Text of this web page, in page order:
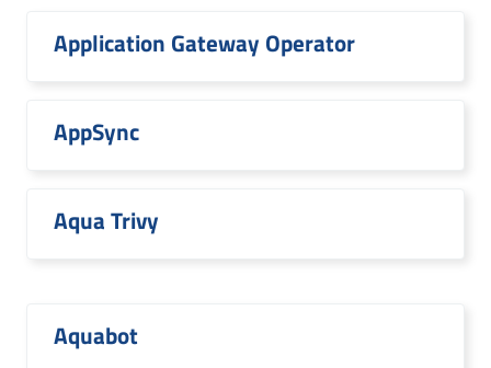
Application Gateway Operator
AppSync
Aqua Trivy
Aquabot